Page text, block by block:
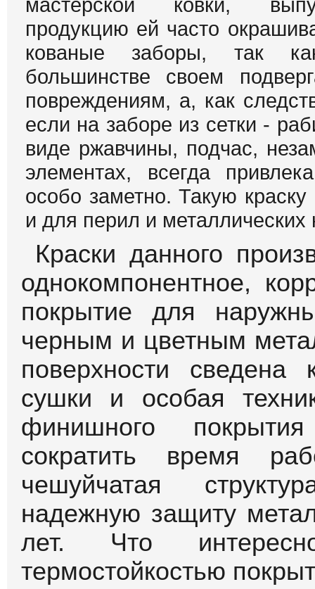
мастерской ковки,
продукцию ей часто
кованые заборы, так
большинстве своем
повреждениям, а, как
если на заборе из сетки -
виде ржавчины, подчас,
элементах, всегда
особо заметно. Такую
и для перил и металлических
Краски данного
однокомпонентное,
покрытие для
черным и цветным
поверхности
сушки и особая
финишного
сократить время
чешуйчатая
надежную защиту
лет. Что
термостойкостью